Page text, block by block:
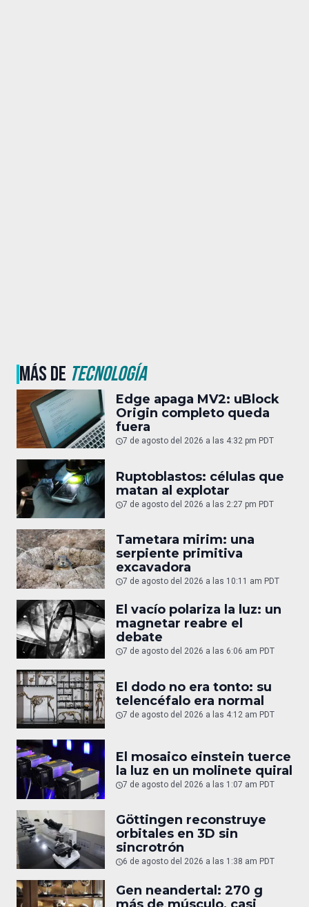
MÁS DE TECNOLOGÍA
Edge apaga MV2: uBlock
Origin completo queda
fuera
7 de agosto del 2026 a las 4:32 pm PDT
Ruptoblastos: células que
matan al explotar
7 de agosto del 2026 a las 2:27 pm PDT
Tametara mirim: una
serpiente primitiva
excavadora
7 de agosto del 2026 a las 10:11 am PDT
El vacío polariza la luz: un
magnetar reabre el
debate
7 de agosto del 2026 a las 6:06 am PDT
El dodo no era tonto: su
telencéfalo era normal
7 de agosto del 2026 a las 4:12 am PDT
El mosaico einstein tuerce
la luz en un molinete quiral
7 de agosto del 2026 a las 1:07 am PDT
Göttingen reconstruye
orbitales en 3D sin
sincrotrón
6 de agosto del 2026 a las 1:38 am PDT
Gen neandertal: 270 g